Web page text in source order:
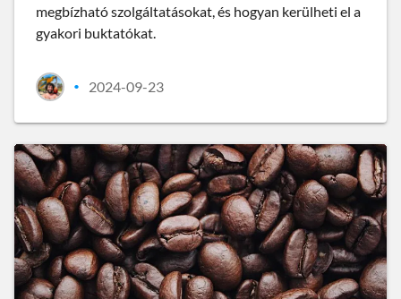
megbízható szolgáltatásokat, és hogyan kerülheti el a
gyakori buktatókat.
• 2024-09-23